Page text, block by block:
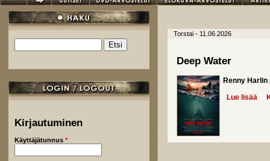
Hakulomake
Kirjautuminen
Käyttäjätunnus *
Torstai - 11.06.2026
Deep Water
Renny Harlin
Lue lisää